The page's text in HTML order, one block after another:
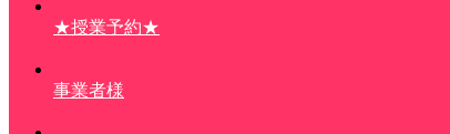
★授業予約★
事業者様